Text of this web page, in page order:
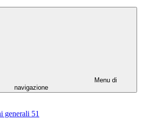
Menu di
navigazione
generali 51